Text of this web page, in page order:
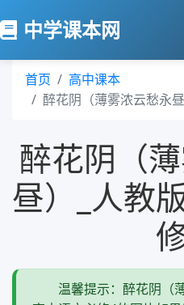
中学课本网
首页
高中课本
醉花阴（薄雾浓云愁永
醉花阴（
昼）_人教
温馨提示：醉花阴（